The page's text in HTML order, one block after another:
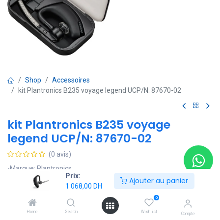
Prix:
1 068,00 DH
Ajouter au panier
Home Search
0
Wishlist Compte
Shop
Accessoires
kit Plantronics B235 voyage legend UCP/N: 87670-02
kit Plantronics B235 voyage
legend UCP/N: 87670-02
(0 avis)
-Marque: Plantronics
-Couleur: Noir
-Facteur de forme du casque
-Technologie de connectivité: filaire
-Technologie de communication: sans fil Bluetooth